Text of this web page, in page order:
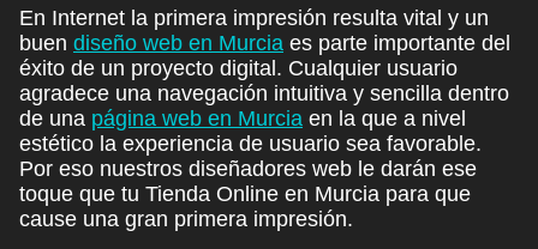
En Internet la primera impresión resulta vital y un
buen diseño web en Murcia es parte importante del
éxito de un proyecto digital. Cualquier usuario
agradece una navegación intuitiva y sencilla dentro
de una página web en Murcia en la que a nivel
estético la experiencia de usuario sea favorable.
Por eso nuestros diseñadores web le darán ese
toque que tu Tienda Online en Murcia para que
cause una gran primera impresión.